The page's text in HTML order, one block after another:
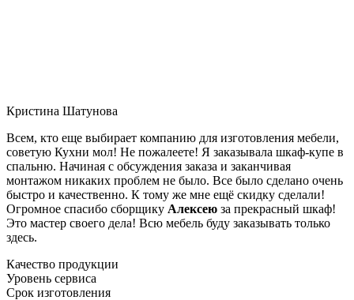
Кристина Шатунова
Всем, кто еще выбирает компанию для изготовления мебели,
советую Кухни мол! Не пожалеете! Я заказывала шкаф-купе в
спальню. Начиная с обсуждения заказа и заканчивая
монтажом никаких проблем не было. Все было сделано очень
быстро и качественно. К тому же мне ещё скидку сделали!
Огромное спасибо сборщику Алексею за прекрасный шкаф!
Это мастер своего дела! Всю мебель буду заказывать только
здесь.
Качество продукции
Уровень сервиса
Срок изготовления